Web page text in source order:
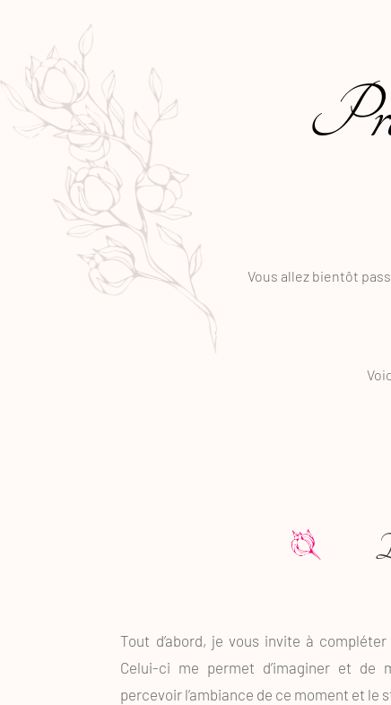
Vous allez bientôt
Tout d’abord, je vous invite à
Celui-ci me permet d’imaginer et de
percevoir l’ambiance de ce moment et le